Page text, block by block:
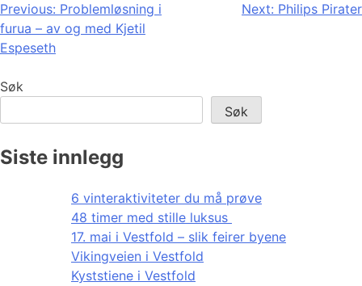
Innleggsnavigasjon
Previous: Problemløsning i
furua – av og med Kjetil
Espeseth
Next: Philips Pirater
Søk
Søk
Siste innlegg
6 vinteraktiviteter du må prøve
48 timer med stille luksus
17. mai i Vestfold – slik feirer byene
Vikingveien i Vestfold
Kyststiene i Vestfold